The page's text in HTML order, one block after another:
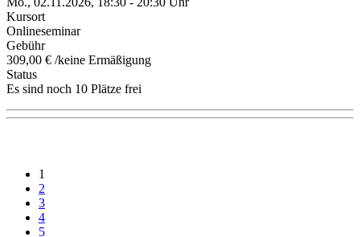
Kursort
Onlineseminar
Gebühr
309,00 € /keine Ermäßigung
Status
Es sind noch 10 Plätze frei
1
2
3
4
5